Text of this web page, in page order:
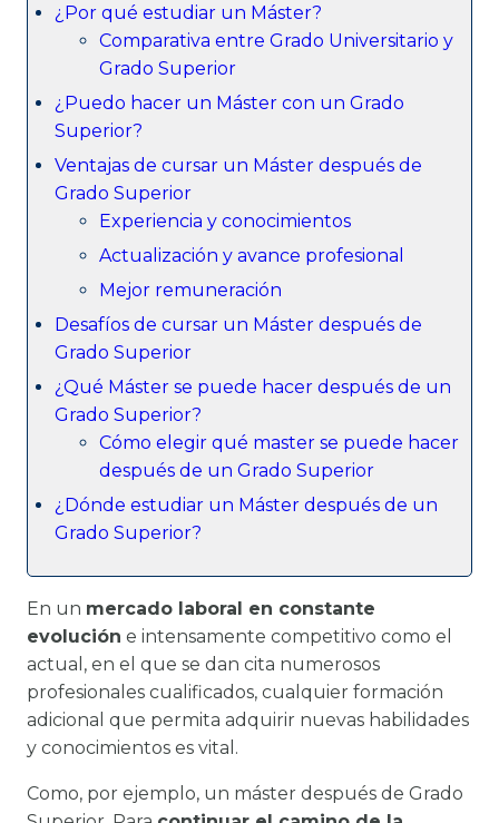
¿Por qué estudiar un Máster?
Comparativa entre Grado Universitario y
Grado Superior
¿Puedo hacer un Máster con un Grado
Superior?
Ventajas de cursar un Máster después de
Grado Superior
Experiencia y conocimientos
Actualización y avance profesional
Mejor remuneración
Desafíos de cursar un Máster después de
Grado Superior
¿Qué Máster se puede hacer después de un
Grado Superior?
Cómo elegir qué master se puede hacer
después de un Grado Superior
¿Dónde estudiar un Máster después de un
Grado Superior?
En un mercado laboral en constante
evolución e intensamente competitivo como el
actual, en el que se dan cita numerosos
profesionales cualificados, cualquier formación
adicional que permita adquirir nuevas habilidades
y conocimientos es vital.
Como, por ejemplo, un máster después de Grado